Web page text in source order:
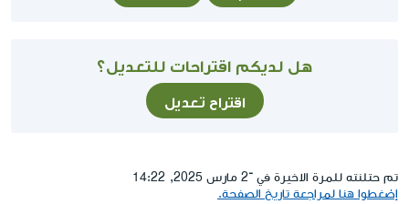
هل لديكم اقتراحات للتعديل؟
اقتراح تعديل
تم حتلنته للمرة الاخيرة في ־2 مارس 2025, 14:22
إضغطوا هنا لمراجعة تاريخ الصفحة.